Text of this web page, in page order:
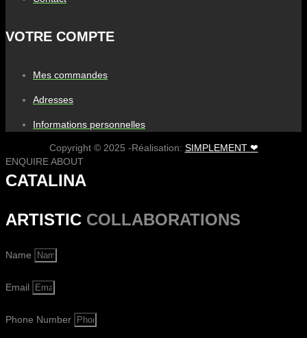
VOTRE COMPTE
Mes commandes
Adresses
Informations personnelles
Copyright © 2025 -Réalisation: SIMPLEMENT ❤
ENQUIRE ABOUT
CATALINA
ARTISTIC COLLABORATIONS
Name
Email
Phone Number